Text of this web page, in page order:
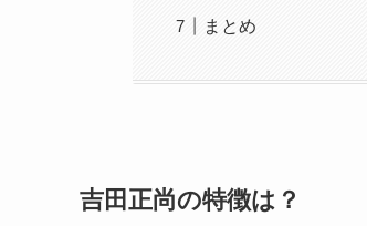
まとめ
吉田正尚の特徴は？